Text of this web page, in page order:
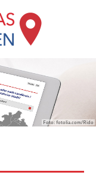
Foto: fotolia.com/Rido